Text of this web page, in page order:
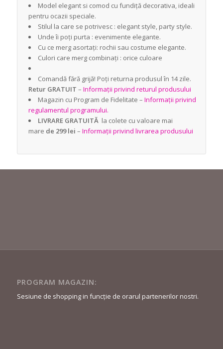
Model elegant si comod cu fundiță decorativa, ideali
pentru ocazii speciale.
Stilul la care se potrivesc : elegant style, party style.
Unde îi poți purta : evenimente elegante.
Cu ce merg asortați: rochii sau costume elegante.
Culori care merg combinați : orice culoare
Comandă fără grijă! Poți returna produsul în 14 zile.
Retur GRATUIT – Informații privind returul produsului
Magazin cu Program de Fidelitate – Informații privind
regulamentul programului.
LIVRARE GRATUITĂ la colete cu valoare mai
mare de 299 lei – Informații privind livrarea produsului
PROGRAM MAGAZIN:
Sesiune de shopping in funcție de orarul partenerilor nostri.